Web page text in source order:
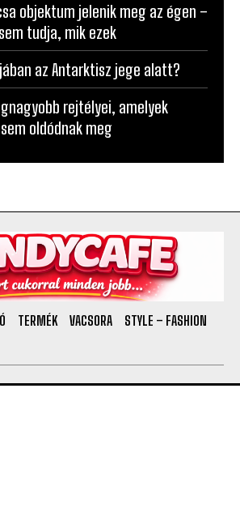
objektum jelenik meg az égen –
tudja, mik ezek
az Antarktisz jege alatt?
rejtélyei, amelyek
oldódnak meg
TERMÉK VACSORA
STYLE – FASHION